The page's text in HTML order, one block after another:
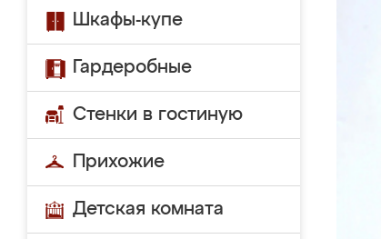
Шкафы-купе
Гардеробные
Стенки в гостиную
Прихожие
Детская комната